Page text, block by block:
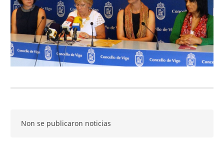
Non se publicaron noticias